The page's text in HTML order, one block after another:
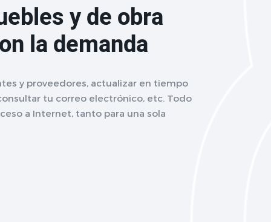
y de obra
la demanda
y proveedores, actualizar en tiempo
tu correo electrónico, etc. Todo
a Internet, tanto para una sola